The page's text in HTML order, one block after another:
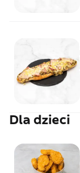
Dla dzieci